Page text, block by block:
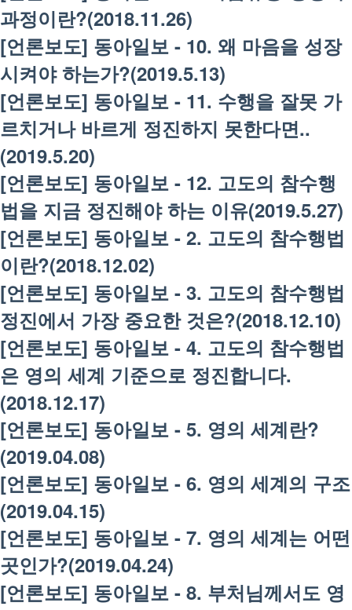
과정이란?(2018.11.26)
[언론보도] 동아일보 - 10. 왜 마음을 성장
시켜야 하는가?(2019.5.13)
[언론보도] 동아일보 - 11. 수행을 잘못 가
르치거나 바르게 정진하지 못한다면..
(2019.5.20)
[언론보도] 동아일보 - 12. 고도의 참수행
법을 지금 정진해야 하는 이유(2019.5.27)
[언론보도] 동아일보 - 2. 고도의 참수행법
이란?(2018.12.02)
[언론보도] 동아일보 - 3. 고도의 참수행법
정진에서 가장 중요한 것은?(2018.12.10)
[언론보도] 동아일보 - 4. 고도의 참수행법
은 영의 세계 기준으로 정진합니다.
(2018.12.17)
[언론보도] 동아일보 - 5. 영의 세계란?
(2019.04.08)
[언론보도] 동아일보 - 6. 영의 세계의 구조
(2019.04.15)
[언론보도] 동아일보 - 7. 영의 세계는 어떤
곳인가?(2019.04.24)
[언론보도] 동아일보 - 8. 부처님께서도 영